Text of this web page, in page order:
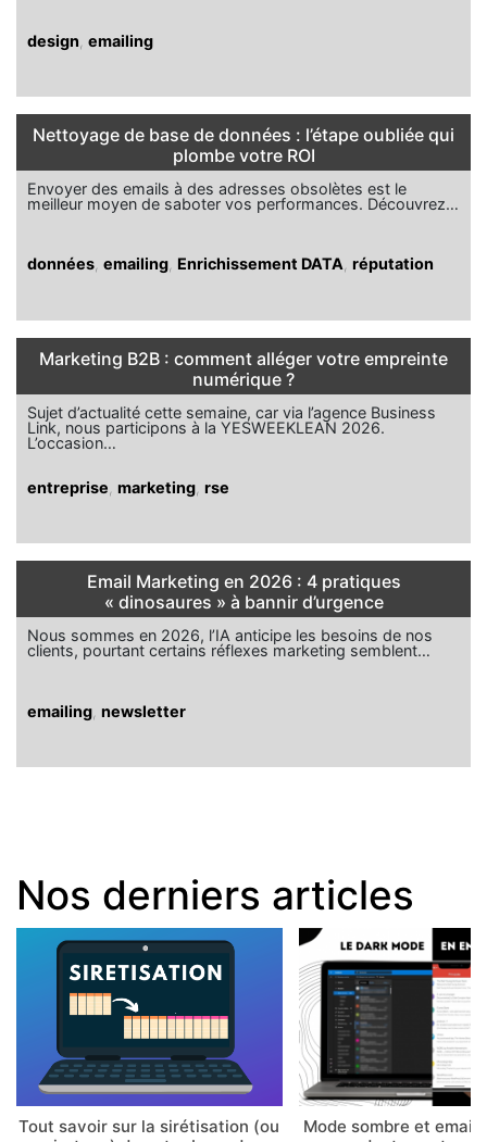
design emailing
Nettoyage de base de données : l’étape oubliée qui
plombe votre ROI
Envoyer des emails à des adresses obsolètes est le
meilleur moyen de saboter vos performances. Découvrez…
données emailing Enrichissement DATA réputation
Marketing B2B : comment alléger votre empreinte
numérique ?
Sujet d’actualité cette semaine, car via l’agence Business
Link, nous participons à la YESWEEKLEAN 2026.
L’occasion…
entreprise marketing rse
Email Marketing en 2026 : 4 pratiques
« dinosaures » à bannir d’urgence
Nous sommes en 2026, l’IA anticipe les besoins de nos
clients, pourtant certains réflexes marketing semblent…
emailing newsletter
Nos derniers articles
Tout savoir sur la sirétisation (ou
Mode sombre et email